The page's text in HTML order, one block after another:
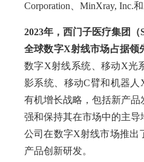
Corporation、MinXray, Inc.
2023年，西门子医疗集团（
全球数字X射线市场占据领
数字X射线系统、移动X光
影系统、移动C臂和机器
有机增长战略，包括新产
强和保持其在市场中的主
公司在数字X射线市场推出
产品创新研发。